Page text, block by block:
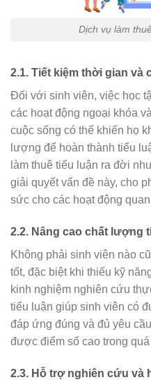
Dịch vụ làm
2.1. Tiết kiệm thời gian và
Đối với sinh viên, việc học
các hoạt động ngoại khóa
cuộc sống có thể khiến họ
lượng để hoàn thành tiểu
làm thuê tiểu luận ra đời
giải quyết vấn đề này, cho
sức cho các hoạt động
2.2. Nâng cao chất lượng
Không phải sinh viên nào
tốt, đặc biệt khi thiếu kỹ
kinh nghiệm nghiên cứu
tiểu luận giúp sinh viên có
đáp ứng đúng và đủ yêu
được điểm số cao trong
2.3. Hỗ trợ nghiên cứu và